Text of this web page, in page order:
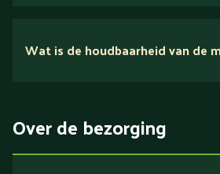
Verlaagd in koolhydraten
Verlaagd in zout
Wat is de houdbaarheid van de
Over de bezorging